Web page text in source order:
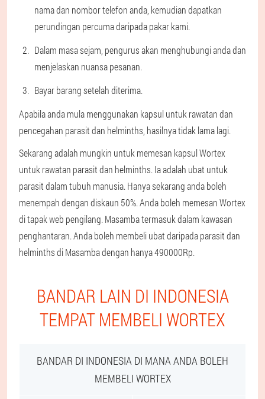
nama dan nombor telefon anda, kemudian dapatkan
perundingan percuma daripada pakar kami.
Dalam masa sejam, pengurus akan menghubungi anda dan
menjelaskan nuansa pesanan.
Bayar barang setelah diterima.
Apabila anda mula menggunakan kapsul untuk rawatan dan
pencegahan parasit dan helminths, hasilnya tidak lama lagi.
Sekarang adalah mungkin untuk memesan kapsul Wortex
untuk rawatan parasit dan helminths. Ia adalah ubat untuk
parasit dalam tubuh manusia. Hanya sekarang anda boleh
menempah dengan diskaun 50%. Anda boleh memesan Wortex
di tapak web pengilang. Masamba termasuk dalam kawasan
penghantaran. Anda boleh membeli ubat daripada parasit dan
helminths di Masamba dengan hanya 490000Rp.
BANDAR LAIN DI INDONESIA
TEMPAT MEMBELI WORTEX
BANDAR DI INDONESIA DI MANA ANDA BOLEH
MEMBELI WORTEX